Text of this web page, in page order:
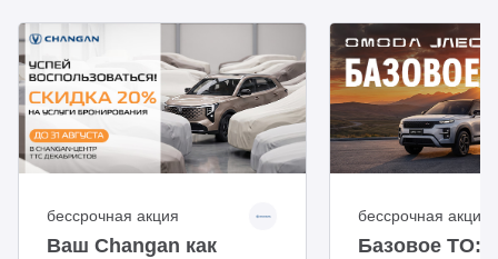
бессрочная акция
Ваш Changan как
бессрочная акция
Базовое ТО: